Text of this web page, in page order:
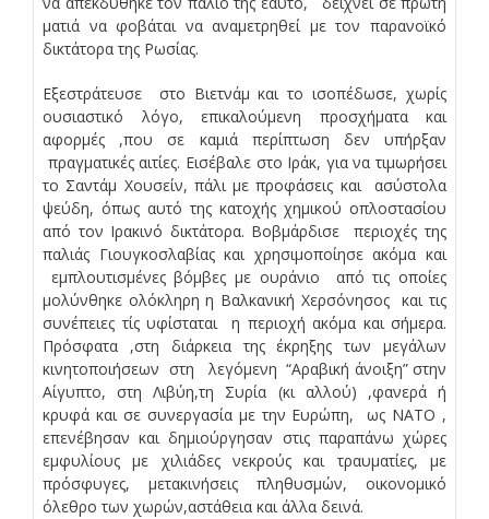
ματιά να φοβάται να αναμετρηθεί με τον παρανοϊκό
δικτάτορα της Ρωσίας.
Εξεστράτευσε στο Βιετνάμ και το ισοπέδωσε, χωρίς
ουσιαστικό λόγο, επικαλούμενη προσχήματα και
αφορμές ,που σε καμιά περίπτωση δεν υπήρξαν
πραγματικές αιτίες. Εισέβαλε στο Ιράκ, για να τιμωρήσει
το Σαντάμ Χουσείν, πάλι με προφάσεις και ασύστολα
ψεύδη, όπως αυτό της κατοχής χημικού οπλοστασίου
από τον Ιρακινό δικτάτορα. Βοβμάρδισε περιοχές της
παλιάς Γιουγκοσλαβίας και χρησιμοποίησε ακόμα και
εμπλουτισμένες βόμβες με ουράνιο από τις οποίες
μολύνθηκε ολόκληρη η Βαλκανική Χερσόνησος και τις
συνέπειες τίς υφίσταται η περιοχή ακόμα και σήμερα.
Πρόσφατα ,στη διάρκεια της έκρηξης των μεγάλων
κινητοποιήσεων στη λεγόμενη “Αραβική άνοιξη” στην
Αίγυπτο, στη Λιβύη,τη Συρία (κι αλλού) ,φανερά ή
κρυφά και σε συνεργασία με την Ευρώπη, ως ΝΑΤΟ ,
επενέβησαν και δημιούργησαν στις παραπάνω χώρες
εμφυλίους με χιλιάδες νεκρούς και τραυματίες, με
πρόσφυγες, μετακινήσεις πληθυσμών, οικονομικό
όλεθρο των χωρών,αστάθεια και άλλα δεινά.